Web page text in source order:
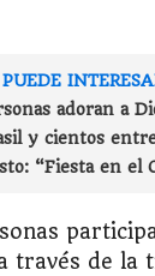
adoran a
y cientos
“Fiesta en el
través de la